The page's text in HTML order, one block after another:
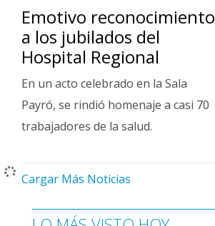
Emotivo reconocimiento
a los jubilados del
Hospital Regional
En un acto celebrado en la Sala
Payró, se rindió homenaje a casi 70
trabajadores de la salud.
Cargar Más Noticias